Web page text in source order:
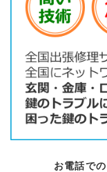
お電話での